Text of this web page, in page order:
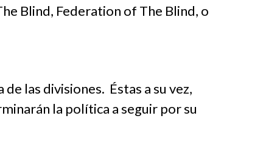
Blind, Federation of The Blind, o
las divisiones. Éstas a su vez,
la política a seguir por su